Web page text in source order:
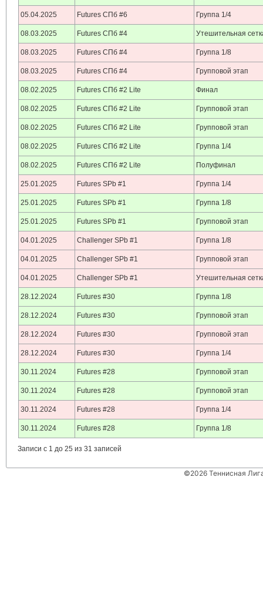
05.04.2025 Futures СПб #6 Группа 1/4
08.03.2025 Futures СПб #4 Утешительная
08.03.2025 Futures СПб #4 Группа 1/8
08.03.2025 Futures СПб #4 Групповой этап
08.02.2025 Futures СПб #2 Lite Финал
08.02.2025 Futures СПб #2 Lite Групповой этап
08.02.2025 Futures СПб #2 Lite Групповой этап
08.02.2025 Futures СПб #2 Lite Группа 1/4
08.02.2025 Futures СПб #2 Lite Полуфинал
25.01.2025 Futures SPb #1 Группа 1/4
25.01.2025 Futures SPb #1 Группа 1/8
25.01.2025 Futures SPb #1 Групповой этап
04.01.2025 Challenger SPb #1 Группа 1/8
04.01.2025 Challenger SPb #1 Групповой этап
04.01.2025 Challenger SPb #1 Утешительная
28.12.2024 Futures #30 Группа 1/8
28.12.2024 Futures #30 Групповой этап
28.12.2024 Futures #30 Групповой этап
28.12.2024 Futures #30 Группа 1/4
30.11.2024 Futures #28 Групповой этап
30.11.2024 Futures #28 Групповой этап
30.11.2024 Futures #28 Группа 1/4
30.11.2024 Futures #28 Группа 1/8
Записи с 1 до 25 из 31 записей
©2026 Теннисная